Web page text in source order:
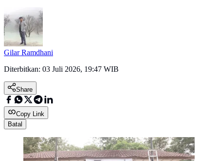
Gilar Ramdhani
Diterbitkan: 03 Juli 2026, 19:47 WIB
Share
Copy Link
Batal